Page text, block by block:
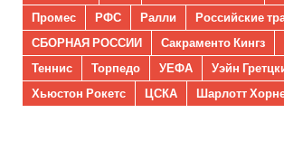
Промес
РФС Ралли
Российские
СБОРНАЯ РОССИИ
Сакраменто Кингз
Теннис
Торпедо УЕФА Уэйн
Хьюстон Рокетс
ЦСКА Шарлотт